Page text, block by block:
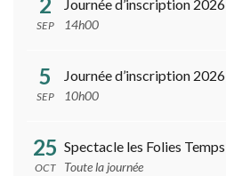
SEP
Journée d’inscription
14h00
5
SEP
Journée d’inscription
10h00
25
OCT
Spectacle les Folies
Toute la journée